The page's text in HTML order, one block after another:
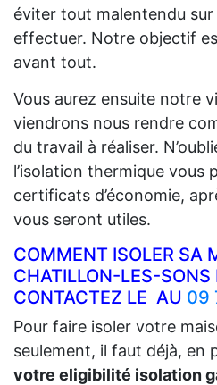
éviter tout malentendu
effectuer. Notre objectif
avant tout.
Vous aurez ensuite notre
viendrons nous rendre
du travail à réaliser.
l’isolation thermique vous
certificats d’économie,
vous seront utiles.
COMMENT ISOLER SA
CHATILLON-LES-SONS
CONTACTEZ LE AU 09
Pour faire isoler votre
seulement, il faut déjà, en
votre eligibilité isolation